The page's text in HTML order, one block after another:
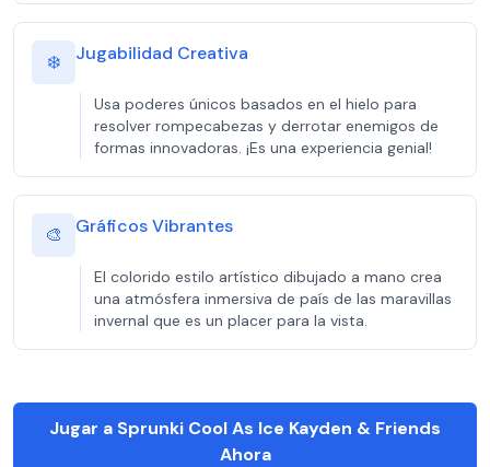
❄️ Jugabilidad Creativa
Usa poderes únicos basados en el hielo para
resolver rompecabezas y derrotar enemigos de
formas innovadoras. ¡Es una experiencia genial!
🎨 Gráficos Vibrantes
El colorido estilo artístico dibujado a mano crea
una atmósfera inmersiva de país de las maravillas
invernal que es un placer para la vista.
Jugar a Sprunki Cool As Ice Kayden & Friends
Ahora